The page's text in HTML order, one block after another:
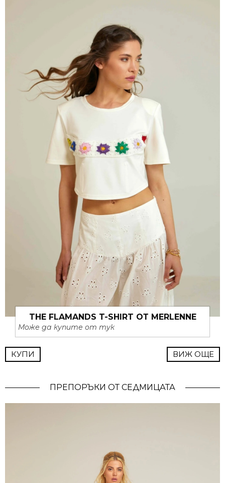
THE FLAMANDS T-SHIRT ОТ MERLENNE
Може да купите от тук
КУПИ ВИЖ ОЩЕ
ПРЕПОРЪКИ ОТ СЕДМИЦАТА